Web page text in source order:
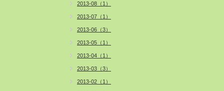
2013-08（1）
2013-07（1）
2013-06（3）
2013-05（1）
2013-04（1）
2013-03（3）
2013-02（1）